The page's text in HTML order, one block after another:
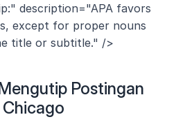
description="APA favors
except for proper nouns
title or subtitle." />
Postingan